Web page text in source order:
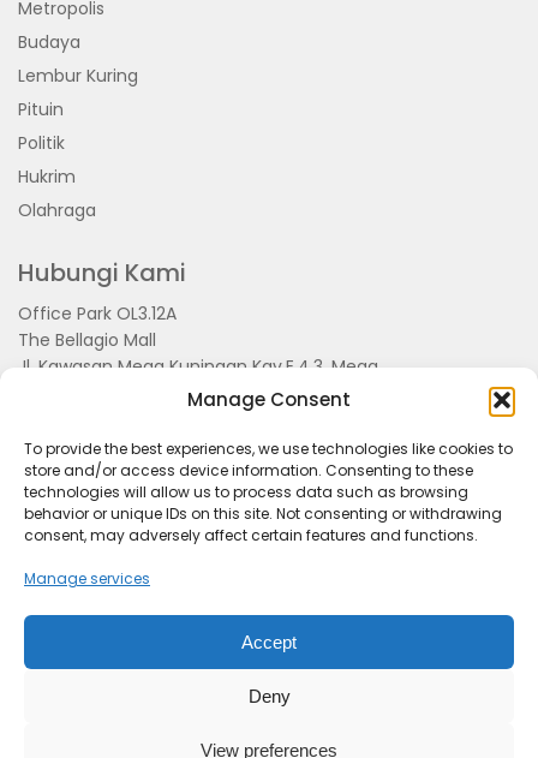
Manage Consent
To provide the best experiences, we use technologies like cookies to
store and/or access device information. Consenting to these
technologies will allow us to process data such as browsing
behavior or unique IDs on this site. Not consenting or withdrawing
consent, may adversely affect certain features and functions.
Manage services
Accept
Deny
View preferences
Metropolis
Budaya
Lembur Kuring
Pituin
Politik
Hukrim
Olahraga
Hubungi Kami
Office Park OL3.12A
The Bellagio Mall
Jl. Kawasan Mega Kuningan Kav.E.4.3, Mega
Kuningan, Kel. Kuningan Timur,
Kec.Setiabudi, Jakarta Selatan 15810
Kerjasama dan Event
Indonesia